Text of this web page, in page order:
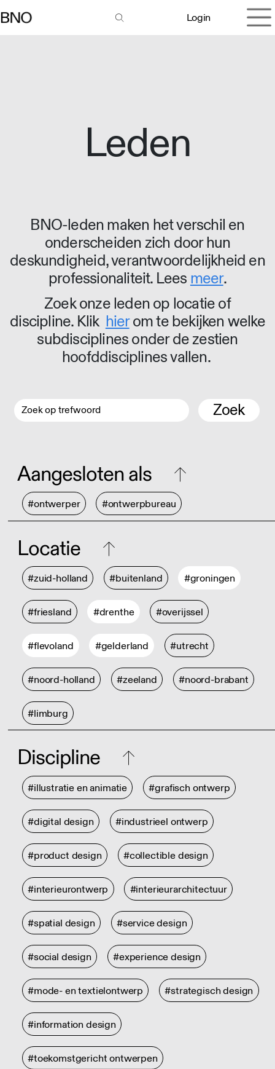
Login
Leden
BNO-leden maken het verschil en
onderscheiden zich door hun
deskundigheid, verantwoordelijkheid en
professionaliteit. Lees meer.
Zoek onze leden op locatie of
discipline. Klik hierom te bekijken welke
subdisciplines onder de zestien
hoofddisciplines vallen.
Zoek
Aangesloten als
#ontwerper #ontwerpbureau
Locatie
#zuid-holland #buitenland #groningen
#friesland #drenthe #overijssel
#flevoland #gelderland #utrecht
#noord-holland #zeeland #noord-brabant
#limburg
Discipline
#illustratie en animatie #grafisch ontwerp
#digital design #industrieel ontwerp
#product design #collectible design
#interieurontwerp #interieurarchitectuur
#spatial design #service design
#social design #experience design
#mode- en textielontwerp #strategisch design
#information design
#toekomstgericht ontwerpen